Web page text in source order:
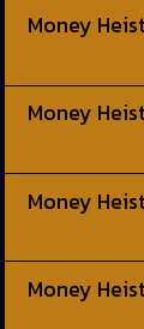
Money
Money
Money
Money